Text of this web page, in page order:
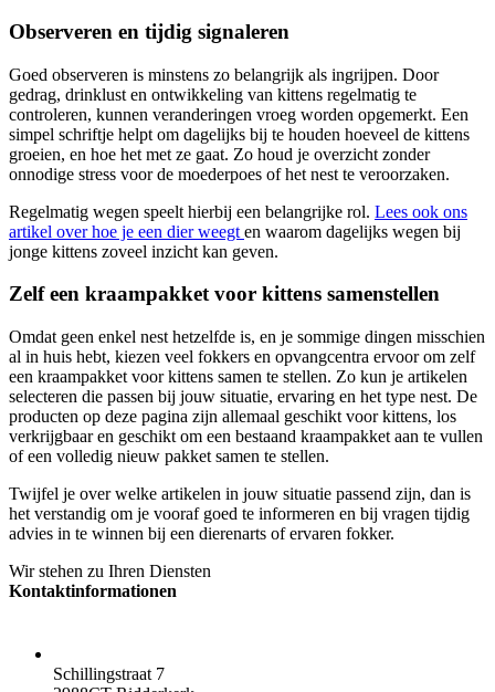
Observeren en tijdig signaleren
Goed observeren is minstens zo belangrijk als ingrijpen. Door
gedrag, drinklust en ontwikkeling van kittens regelmatig te
controleren, kunnen veranderingen vroeg worden opgemerkt. Een
simpel schriftje helpt om dagelijks bij te houden hoeveel de kittens
groeien, en hoe het met ze gaat. Zo houd je overzicht zonder
onnodige stress voor de moederpoes of het nest te veroorzaken.
Regelmatig wegen speelt hierbij een belangrijke rol. Lees ook ons
artikel over hoe je een dier weegt en waarom dagelijks wegen bij
jonge kittens zoveel inzicht kan geven.
Zelf een kraampakket voor kittens samenstellen
Omdat geen enkel nest hetzelfde is, en je sommige dingen misschien
al in huis hebt, kiezen veel fokkers en opvangcentra ervoor om zelf
een kraampakket voor kittens samen te stellen. Zo kun je artikelen
selecteren die passen bij jouw situatie, ervaring en het type nest. De
producten op deze pagina zijn allemaal geschikt voor kittens, los
verkrijgbaar en geschikt om een bestaand kraampakket aan te vullen
of een volledig nieuw pakket samen te stellen.
Twijfel je over welke artikelen in jouw situatie passend zijn, dan is
het verstandig om je vooraf goed te informeren en bij vragen tijdig
advies in te winnen bij een dierenarts of ervaren fokker.
Wir stehen zu Ihren Diensten
Kontaktinformationen
Schillingstraat 7